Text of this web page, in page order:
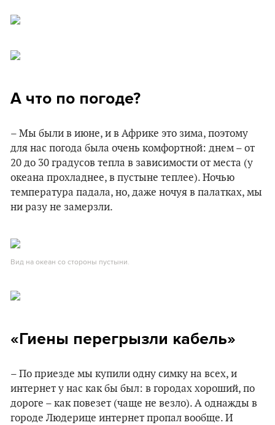
А что по погоде?
– Мы были в июне, и в Африке это зима, поэтому
для нас погода была очень комфортной: днем – от
20 до 30 градусов тепла в зависимости от места (у
океана прохладнее, в пустыне теплее). Ночью
температура падала, но, даже ночуя в палатках, мы
ни разу не замерзли.
Вид на океан со стороны пустыни.
«Гиены перегрызли кабель»
– По приезде мы купили одну симку на всех, и
интернет у нас как бы был: в городах хороший, по
дороге – как повезет (чаще не везло). А однажды в
городе Людерице интернет пропал вообще. И